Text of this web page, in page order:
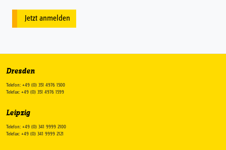
Jetzt anmelden
Dresden
Telefon: +49 (0) 351 4976 1500
Telefax: +49 (0) 351 4976 1599
Leipzig
Telefon: +49 (0) 341 9999 2100
Telefax: +49 (0) 341 9999 2121